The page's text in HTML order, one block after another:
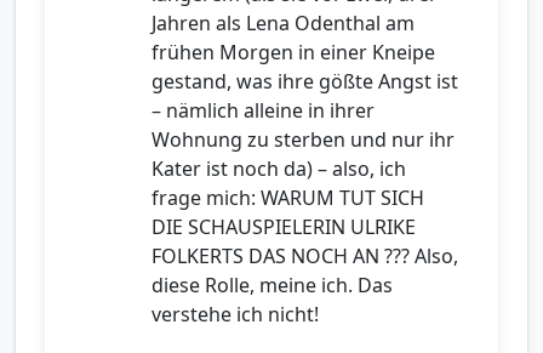
Jahren als Lena Odenthal am
frühen Morgen in einer Kneipe
gestand, was ihre gößte Angst ist
– nämlich alleine in ihrer
Wohnung zu sterben und nur ihr
Kater ist noch da) – also, ich
frage mich: WARUM TUT SICH
DIE SCHAUSPIELERIN ULRIKE
FOLKERTS DAS NOCH AN ??? Also,
diese Rolle, meine ich. Das
verstehe ich nicht!